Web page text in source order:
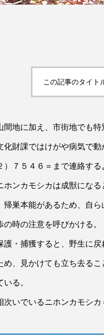
この記事のタイト
地に加え、市街地でも
化財課ではけがや病気で
）７５４６＝まで連絡する
ンカモシカは成獣にな
帰巣本能があるため、自
時の注意を呼びかける。
・捕獲すると、野生に
め、見かけても立ち去る
る。
いでいるニホンカモシカ